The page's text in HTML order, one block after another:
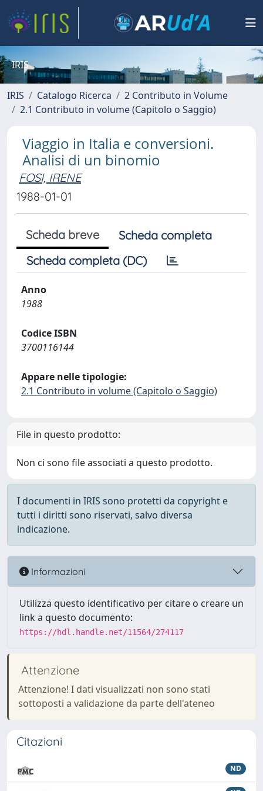
IRIS
IRIS Catalogo Ricerca
2 Contributo in Volume
2.1 Contributo in volume (Capitolo o Saggio)
Viaggio in Italia e conversioni.
Analisi di un binomio
FOSI, IRENE
1988-01-01
Scheda breve
Scheda completa
Scheda completa (DC)
Anno
1988
Codice ISBN
3700116144
Appare nelle tipologie:
2.1 Contributo in volume (Capitolo o Saggio)
File in questo prodotto:
Non ci sono file associati a questo prodotto.
I documenti in IRIS sono protetti da copyright e
tutti i diritti sono riservati, salvo diversa
indicazione.
Informazioni
Utilizza questo identificativo per citare o creare un
link a questo documento:
https://hdl.handle.net/11564/274117
Attenzione
Attenzione! I dati visualizzati non sono stati
sottoposti a validazione da parte dell'ateneo
Citazioni
ND